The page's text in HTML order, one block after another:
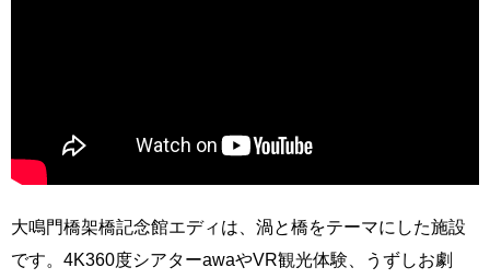
大鳴門橋架橋記念館エディは、渦と橋をテーマにした施設
です。4K360度シアターawaやVR観光体験、うずしお劇